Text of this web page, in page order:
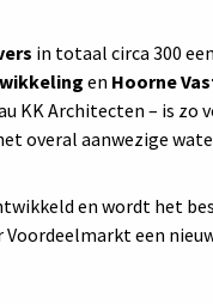
in totaal circa 300
en Hoorne
KK Architecten – is
overal aanwezige
en wordt het
een